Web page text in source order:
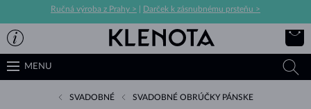
Ručná výroba z Prahy > Darček k zásnubnému prsteňu >
MENU
SVADOBNÉ SVADOBNÉ OBRÚČKY PÁNSKE